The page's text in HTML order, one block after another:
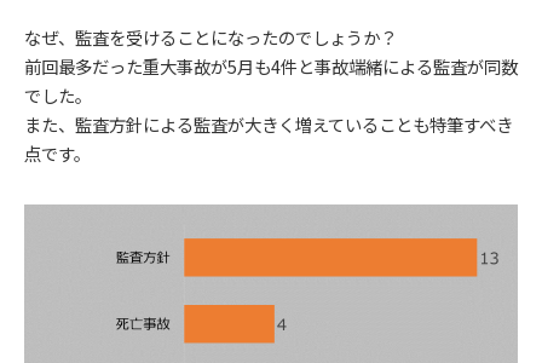
なぜ、監査を受けることになったのでしょうか？
前回最多だった重大事故が5月も4件と事故端緒による監査が同数
でした。
また、監査方針による監査が大きく増えていることも特筆すべき
点です。